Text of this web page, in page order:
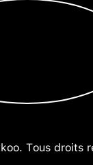
Tous droits